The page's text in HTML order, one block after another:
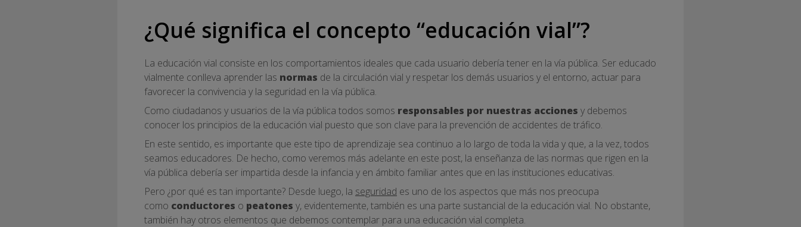
¿Qué significa el concepto “educación vial”?
La educación vial consiste en los comportamientos ideales que cada usuario debería tener en la vía pública. Ser educado
vialmente conlleva aprender las normas de la circulación vial y respetar los demás usuarios y el entorno, actuar para
favorecer la convivencia y la seguridad en la vía pública.
Como ciudadanos y usuarios de la vía pública todos somos responsables por nuestras acciones y debemos
conocer los principios de la educación vial puesto que son clave para la prevención de accidentes de tráfico.
En este sentido, es importante que este tipo de aprendizaje sea continuo a lo largo de toda la vida y que, a la vez, todos
seamos educadores. De hecho, como veremos más adelante en este post, la enseñanza de las normas que rigen en la
vía pública debería ser impartida desde la infancia y en ámbito familiar antes que en las instituciones educativas.
Pero ¿por qué es tan importante? Desde luego, la seguridad es uno de los aspectos que más nos preocupa
como conductores o peatones y, evidentemente, también es una parte sustancial de la educación vial. No obstante,
también hay otros elementos que debemos contemplar para una educación vial completa.